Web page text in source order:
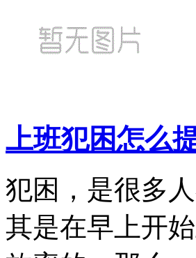
上班犯困怎么
犯困，是很多
其是在早上开